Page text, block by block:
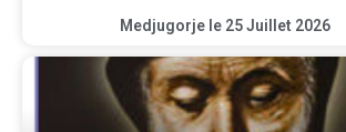
Medjugorje le 25 Juillet 2026